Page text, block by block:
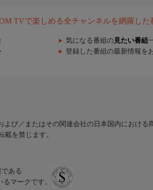
TVで楽しめる全チャンネルを網羅した
気になる番組の 見たい番組
登録した番組の最新情報を
び／またはその関連会社の日本国内における
を禁じます。
ある
マークです。